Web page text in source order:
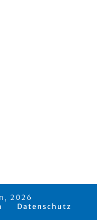
2026
Datenschutz